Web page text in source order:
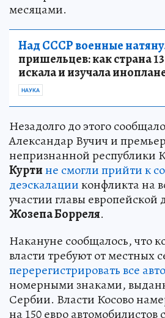
месяцами.
Над СССР военные
пришельцев: как страна
искала и изучала
НАУКА
Незадолго до этого
Александар Вучич и
непризнанной республики
Куртине смогли прийти к
деэскалацииконфликта на
участии главы европейской
Жозепа Борреля.
Накануне сообщалось, что
власти требуют от местных
перерегистрировать все
номерными знаками,
Сербии. Власти Косово
на 150 евро автомобилистов